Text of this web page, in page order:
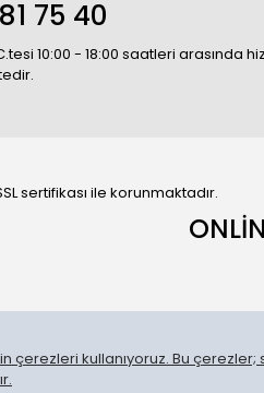
kullanıyoruz. Bu çerezler;
75 40
10:00 - 18:00 saatleri arasında
sertifikası ile korunmaktadır.